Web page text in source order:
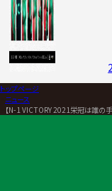
トップページ
ニュース
【N-1 VICTORY 2021栄冠は誰